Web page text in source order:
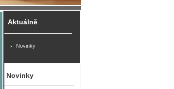
Aktuálně
Novinky
Novinky